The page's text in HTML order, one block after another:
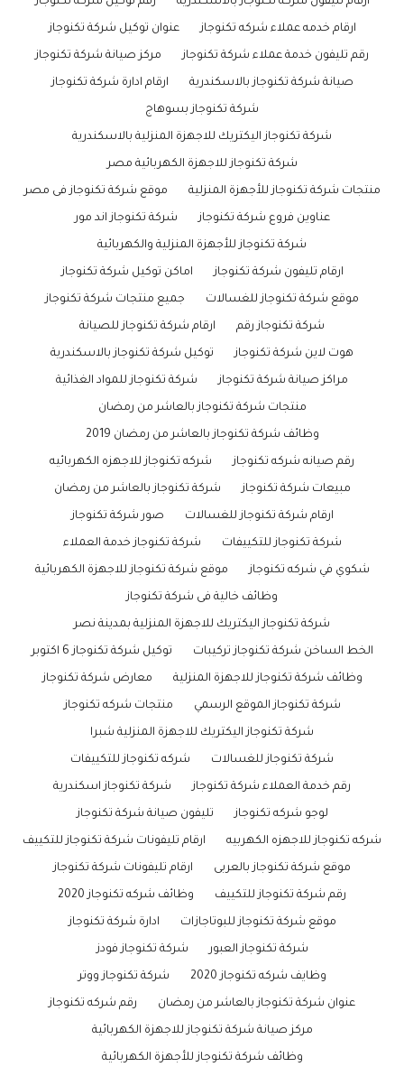
ارقام خدمه عملاء شركه تكنوجاز عنوان توكيل شركة تكنوجاز
رقم تليفون خدمة عملاء شركة تكنوجاز مركز صيانة شركة تكنوجاز
صيانة شركة تكنوجاز بالاسكندرية ارقام ادارة شركة تكنوجاز
شركة تكنوجاز بسوهاج
شركة تكنوجاز اليكتريك للاجهزة المنزلية بالاسكندرية
شركة تكنوجاز للاجهزة الكهربائية مصر
منتجات شركة تكنوجاز للأجهزة المنزلية موقع شركة تكنوجاز فى مصر
عناوين فروع شركة تكنوجاز شركة تكنوجاز اند مور
شركة تكنوجاز للأجهزة المنزلية والكهربائية
ارقام تليفون شركة تكنوجاز اماكن توكيل شركة تكنوجاز
موقع شركة تكنوجاز للغسالات جميع منتجات شركة تكنوجاز
شركة تكنوجاز رقم ارقام شركة تكنوجاز للصيانة
هوت لاين شركة تكنوجاز توكيل شركة تكنوجاز بالاسكندرية
مراكز صيانة شركة تكنوجاز شركة تكنوجاز للمواد الغذائية
منتجات شركة تكنوجاز بالعاشر من رمضان
وظائف شركة تكنوجاز بالعاشر من رمضان 2019
رقم صيانه شركه تكنوجاز شركه تكنوجاز للاجهزه الكهربائيه
مبيعات شركة تكنوجاز شركة تكنوجاز بالعاشر من رمضان
ارقام شركة تكنوجاز للغسالات صور شركة تكنوجاز
شركة تكنوجاز للتكييفات شركة تكنوجاز خدمة العملاء
شكوي في شركه تكنوجاز موقع شركة تكنوجاز للاجهزة الكهربائية
وظائف خالية فى شركة تكنوجاز
شركة تكنوجاز اليكتريك للاجهزة المنزلية بمدينة نصر
الخط الساخن شركة تكنوجاز تركيبات توكيل شركة تكنوجاز 6 اكتوبر
وظائف شركة تكنوجاز للاجهزة المنزلية معارض شركة تكنوجاز
شركة تكنوجاز الموقع الرسمي منتجات شركه تكنوجاز
شركة تكنوجاز اليكتريك للاجهزة المنزلية شبرا
شركة تكنوجاز للغسالات شركه تكنوجاز للتكييفات
رقم خدمة العملاء شركة تكنوجاز شركة تكنوجاز اسكندرية
لوجو شركه تكنوجاز تليفون صيانة شركة تكنوجاز
شركه تكنوجاز للاجهزه الكهربيه ارقام تليفونات شركة تكنوجاز للتكييف
موقع شركة تكنوجاز بالعربى ارقام تليفونات شركة تكنوجاز
رقم شركة تكنوجاز للتكييف وظائف شركه تكنوجاز 2020
موقع شركة تكنوجاز للبوتاجازات ادارة شركة تكنوجاز
شركة تكنوجاز العبور شركة تكنوجاز فودز
وظايف شركه تكنوجاز 2020 شركة تكنوجاز ووتر
عنوان شركة تكنوجاز بالعاشر من رمضان رقم شركه تكنوجاز
مركز صيانة شركة تكنوجاز للاجهزة الكهربائية
وظائف شركة تكنوجاز للأجهزة الكهربائية